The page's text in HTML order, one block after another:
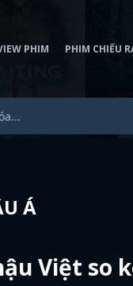
PHIM PHIM CHIẾU
Á
Việt so